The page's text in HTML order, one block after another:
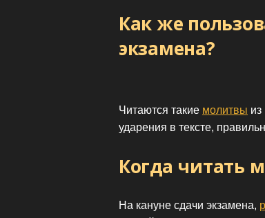
Как же
экзамена?
Читаются такие молитвы
ударения в тексте,
Когда читать
На кануне сдачи экзамена,